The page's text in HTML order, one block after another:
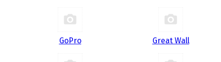
GoPro Great Wall